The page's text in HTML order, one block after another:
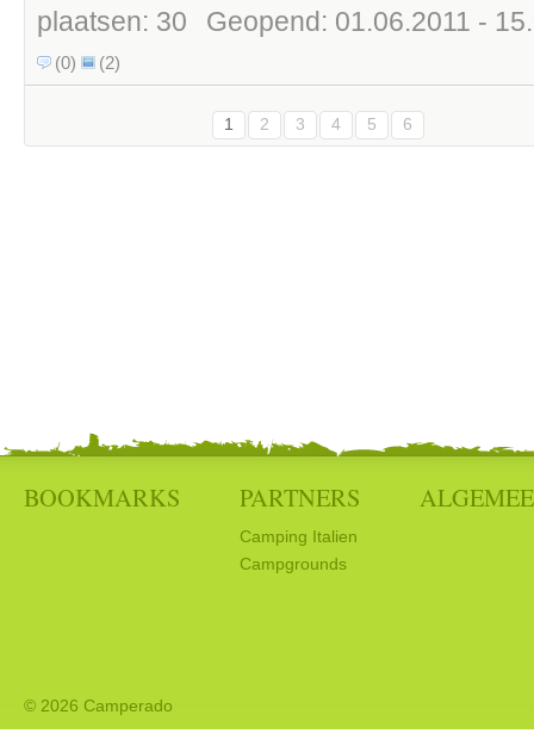
plaatsen: 30
Geopend: 01.06.2011 -
(0) (2)
1 2 3 4 5 6
BOOKMARKS PARTNERS
Camping Italien
Campgrounds
© 2026 Camperado